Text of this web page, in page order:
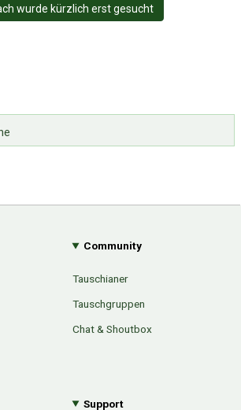
wurde kürzlich erst gesucht
Community
Tauschianer
Tauschgruppen
Chat & Shoutbox
Support